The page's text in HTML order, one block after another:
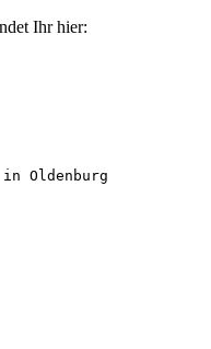
Ihr hier:
Oldenburg